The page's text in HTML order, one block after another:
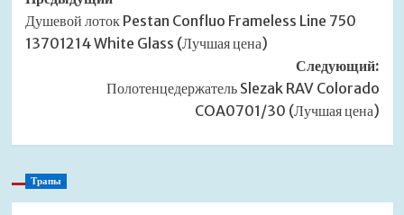
записи
Душевой лоток Pestan Confluo Frameless Line 750
13701214 White Glass (Лучшая цена)
Следующий:
Полотенцедержатель Slezak RAV Colorado
COA0701/30 (Лучшая цена)
Трапы